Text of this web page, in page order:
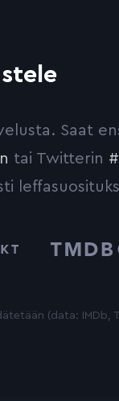
Saat
tai Twitterin
Database
(data: IMDb,